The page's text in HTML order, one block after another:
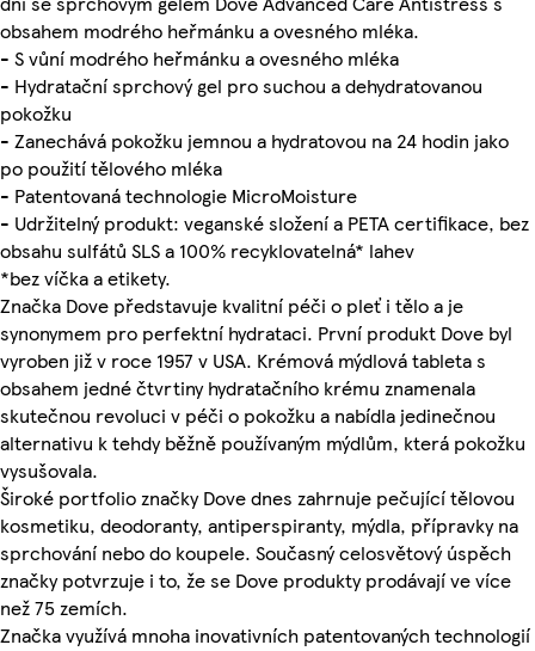
obsahem modrého heřmánku a ovesného mléka.
- S vůní modrého heřmánku a ovesného mléka
- Hydratační sprchový gel pro suchou a dehydratovanou
pokožku
- Zanechává pokožku jemnou a hydratovou na 24 hodin jako
po použití tělového mléka
- Patentovaná technologie MicroMoisture
- Udržitelný produkt: veganské složení a PETA certifikace, bez
obsahu sulfátů SLS a 100% recyklovatelná* lahev
*bez víčka a etikety.
Značka Dove představuje kvalitní péči o pleť i tělo a je
synonymem pro perfektní hydrataci. První produkt Dove byl
vyroben již v roce 1957 v USA. Krémová mýdlová tableta s
obsahem jedné čtvrtiny hydratačního krému znamenala
skutečnou revoluci v péči o pokožku a nabídla jedinečnou
alternativu k tehdy běžně používaným mýdlům, která pokožku
vysušovala.
Široké portfolio značky Dove dnes zahrnuje pečující tělovou
kosmetiku, deodoranty, antiperspiranty, mýdla, přípravky na
sprchování nebo do koupele. Současný celosvětový úspěch
značky potvrzuje i to, že se Dove produkty prodávají ve více
než 75 zemích.
Značka využívá mnoha inovativních patentovaných technologií